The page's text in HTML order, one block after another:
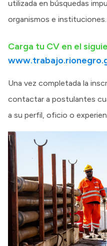
utilizada en búsquedas
organismos e instituciones.
Carga tu CV en el
Una vez completada la
contactar a postulantes
a su perfil, oficio o